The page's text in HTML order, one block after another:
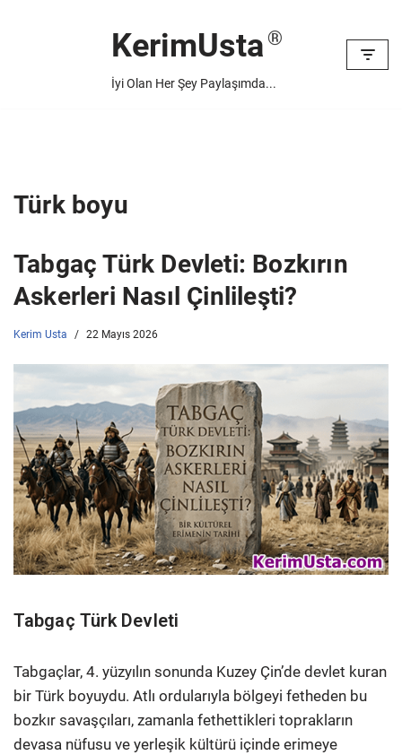
KerimUsta
İyi Olan Her Şey Paylaşımda...
Türk boyu
Tabgaç Türk Devleti: Bozkırın
Askerleri Nasıl Çinlileşti?
Kerim Usta 22 Mayıs 2026
Tabgaç Türk Devleti
Tabgaçlar, 4. yüzyılın sonunda Kuzey Çin’de devlet kuran
bir Türk boyuydu. Atlı ordularıyla bölgeyi fetheden bu
bozkır savaşçıları, zamanla fethettikleri toprakların
devasa nüfusu ve yerleşik kültürü içinde erimeye